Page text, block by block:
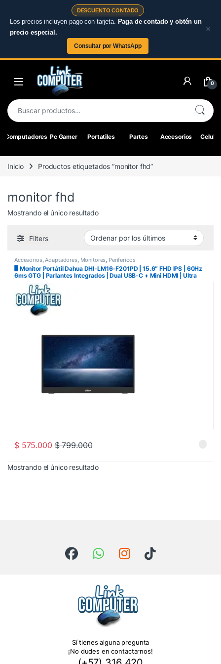
DESCUENTO CONTADO
Los precios incluyen pago con tarjeta. Paga de contado y obtén un
precio especial.
Consultar por WhatsApp
×
Skip to navigation
0
Buscar por:
Computadores Pc Gamer Portatiles Partes Accesorios
Inicio Productos etiquetados “monitor fhd”
monitor fhd
Mostrando el único resultado
Filters
Accesorios Adaptadores Monitores Perifericos
🖥️ Monitor Portátil Dahua DHI-LM16-F201PD | 15.6″ FHD IPS | 60Hz
6ms GTG | Parlantes Integrados | Dual USB-C + Mini HDMI | Ultra
Slim 12mm | Carga Inversa 45W | Link Computer Pereira
$575.000 $799.000
Mostrando el único resultado
Sí tienes alguna pregunta
¡No dudes en contactarnos!